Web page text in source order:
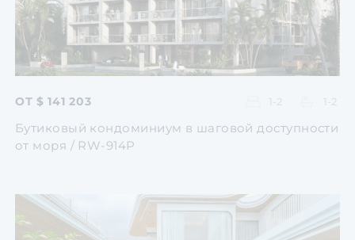
ОТ $ 141 203 1-2 1-2
Бутиковый кондоминиум в шаговой доступности
от моря / RW-914P